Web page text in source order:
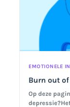
EMOTIONELE
Burn out
Op deze